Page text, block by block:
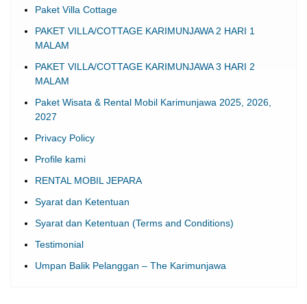
Paket Villa Cottage
PAKET VILLA/COTTAGE KARIMUNJAWA 2 HARI 1
MALAM
PAKET VILLA/COTTAGE KARIMUNJAWA 3 HARI 2
MALAM
Paket Wisata & Rental Mobil Karimunjawa 2025, 2026,
2027
Privacy Policy
Profile kami
RENTAL MOBIL JEPARA
Syarat dan Ketentuan
Syarat dan Ketentuan (Terms and Conditions)
Testimonial
Umpan Balik Pelanggan – The Karimunjawa